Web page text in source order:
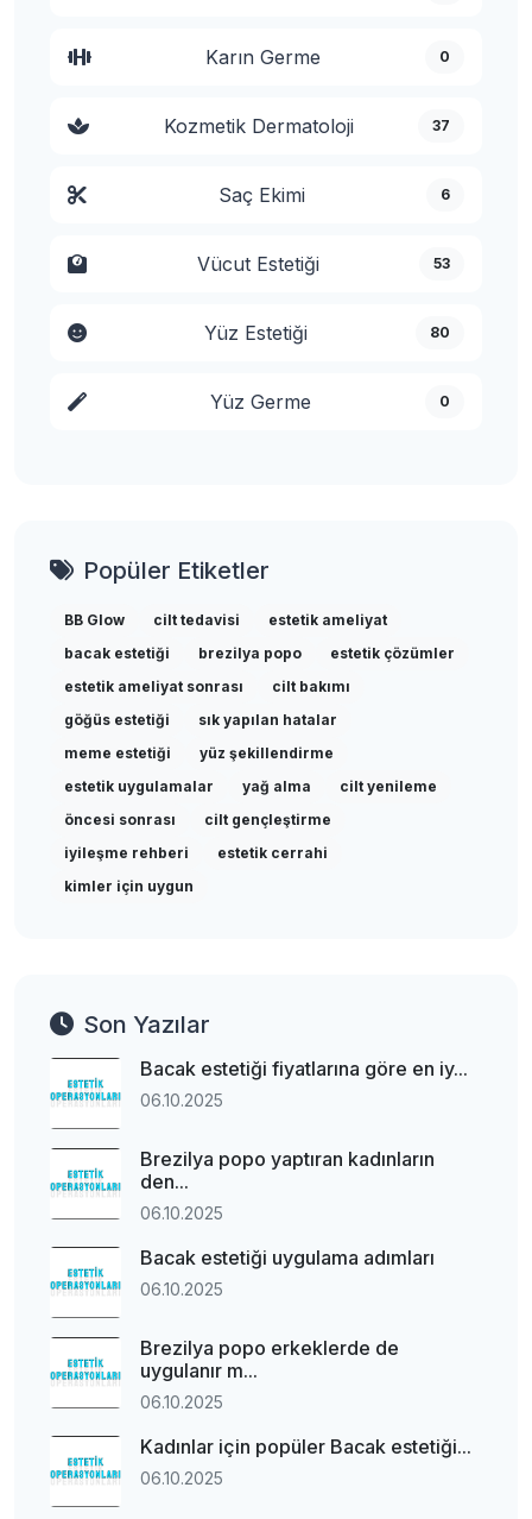
Karın Germe 0
Kozmetik Dermatoloji 37
Saç Ekimi 6
Vücut Estetiği 53
Yüz Estetiği 80
Yüz Germe 0
Popüler Etiketler
BB Glow cilt tedavisi
estetik ameliyat
bacak estetiği
brezilya popo
estetik çözümler
estetik ameliyat sonrası
cilt bakımı
göğüs estetiği
sık yapılan hatalar
meme estetiği
yüz şekillendirme
estetik uygulamalar
yağ alma
cilt yenileme
öncesi sonrası
cilt gençleştirme
iyileşme rehberi
estetik cerrahi
kimler için uygun
Son Yazılar
Bacak estetiği fiyatlarına göre en iy...
06.10.2025
Brezilya popo yaptıran kadınların
den...
06.10.2025
Bacak estetiği uygulama adımları
06.10.2025
Brezilya popo erkeklerde de
uygulanır m...
06.10.2025
Kadınlar için popüler Bacak estetiği...
06.10.2025